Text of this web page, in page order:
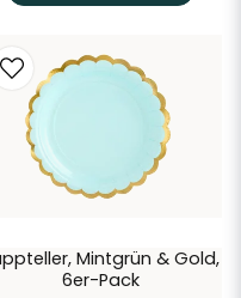
Mintgrün & Gold,
6er-Pack